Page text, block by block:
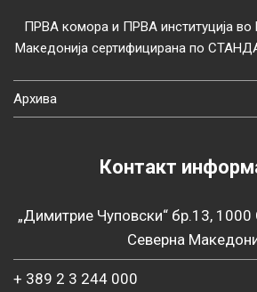
ПРВА комора и ПРВА институција во
Македонија сертифицирана по
Архива
Контакт
„Димитрие Чуповски“ бр.13, 1000
Северна
+ 389 2 3 244 000